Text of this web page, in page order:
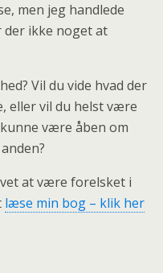
men jeg handlede
ikke noget at
Vil du vide hvad der
eller vil du helst være
være åben om
at være forelsket i
læse min bog – klik her